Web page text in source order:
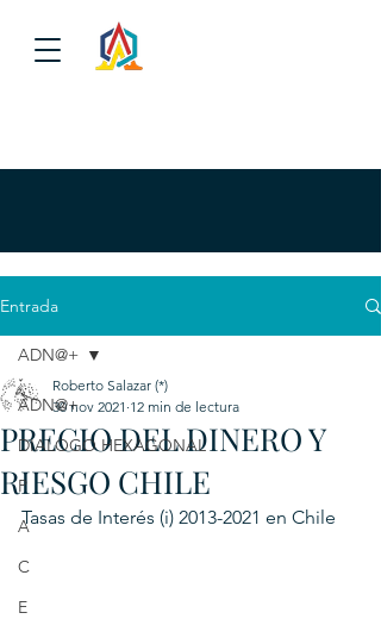
Entrada
ADN@+
DIALOGO HEXAGONAL
P
A
C
E
ADN@+
PRECIO DEL DINERO Y
RIESGO CHILE
Roberto Salazar (*)
30 nov 2021 12 min de lectura
Tasas de Interés (i) 2013-2021 en Chile